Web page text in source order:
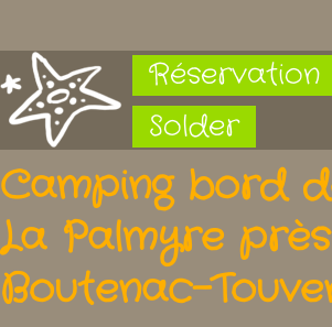
Réservation
Solder
Camping bord
La Palmyre
Boutenac-